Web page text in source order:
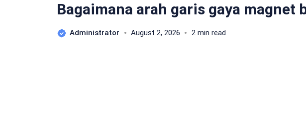
Bagaimana arah garis gaya magnet
Administrator August 2, 2026 2 min read